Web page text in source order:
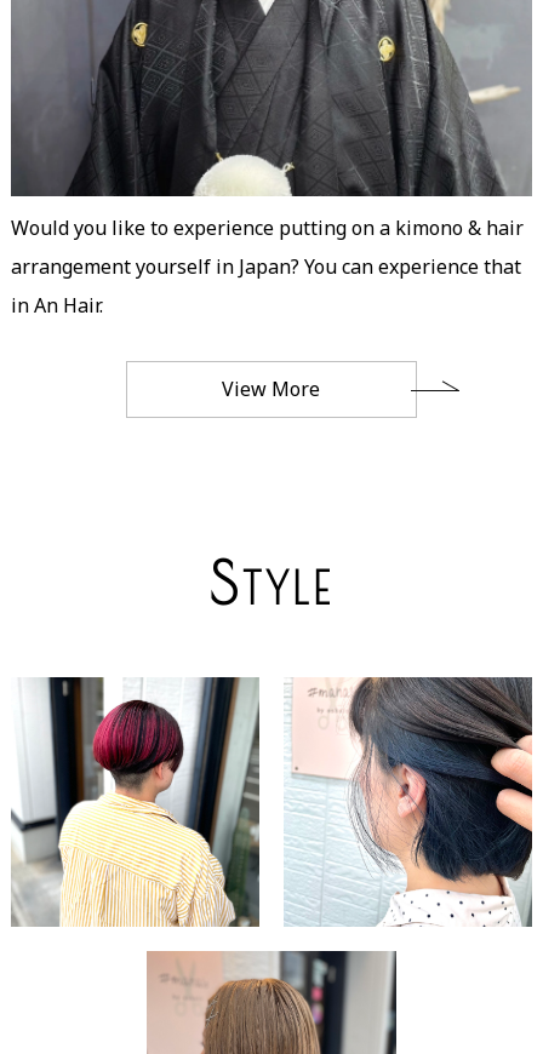
Would you like to experience putting on a kimono & hair
arrangement yourself in Japan? You can experience that
in An Hair.
View More
STYLE